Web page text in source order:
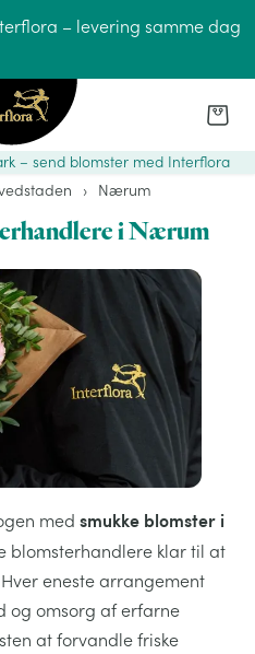
– levering samme dag
– send blomster med Interflora
› Nærum
i Nærum
med smukke blomster i
blomsterhandlere klar til at
eneste arrangement
og omsorg af erfarne
at forvandle friske